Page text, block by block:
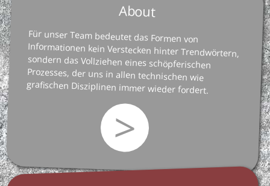
About
Für unser Team bedeutet das Formen von
Informationen kein Verstecken hinter Trendwörtern,
sondern das Vollziehen eines schöpferischen
Prozesses, der uns in allen technischen wie
grafischen Disziplinen immer wieder fordert.
>